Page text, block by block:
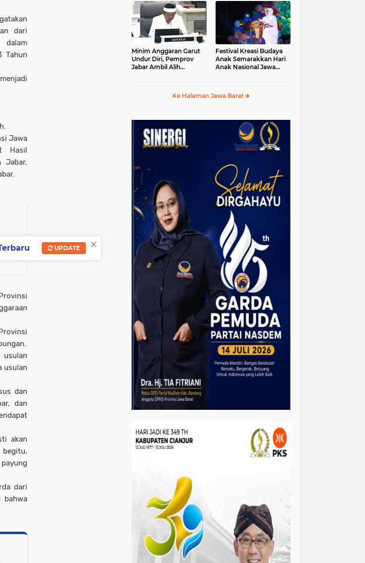
dari
dalam
Tahun
Jawa
Hasil
Jabar,
usulan
usulan
dan
dan
akan
begitu,
dari
bahwa
Langsung MTQ Jabar
Minim Anggaran Garut
Undur Diri, Pemprov
Jabar Ambil Alih
Festival Kreasi Budaya
Anak Semarakkan Hari
Anak Nasional Jawa
Sunda
Ke Halaman Jawa Barat
×
UPDATE